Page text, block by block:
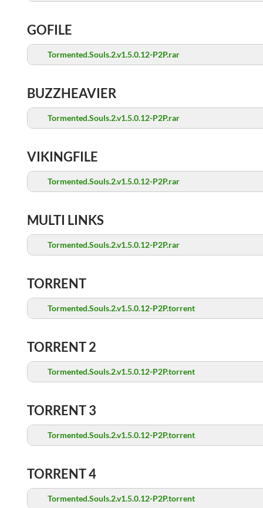
GOFILE
Tormented.Souls.2.v1.5.0.12-P2P.rar
BUZZHEAVIER
Tormented.Souls.2.v1.5.0.12-P2P.rar
VIKINGFILE
Tormented.Souls.2.v1.5.0.12-P2P.rar
MULTI LINKS
Tormented.Souls.2.v1.5.0.12-P2P.rar
TORRENT
Tormented.Souls.2.v1.5.0.12-P2P.torrent
TORRENT 2
Tormented.Souls.2.v1.5.0.12-P2P.torrent
TORRENT 3
Tormented.Souls.2.v1.5.0.12-P2P.torrent
TORRENT 4
Tormented.Souls.2.v1.5.0.12-P2P.torrent